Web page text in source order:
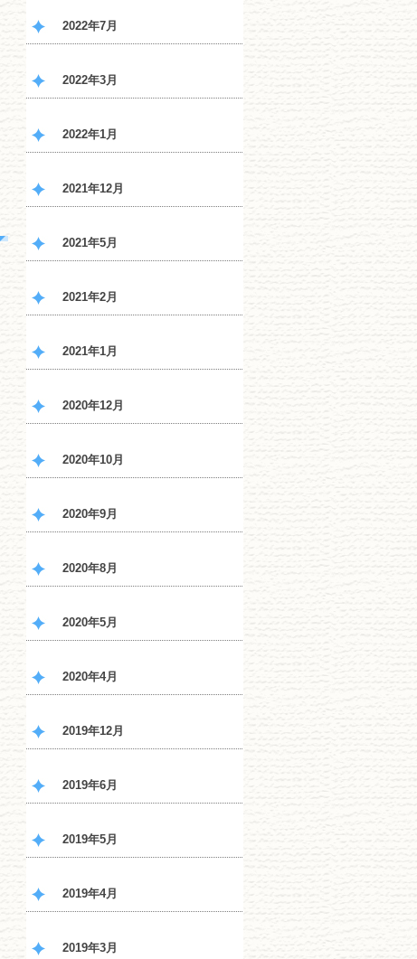
2022年7月
2022年3月
2022年1月
2021年12月
2021年5月
2021年2月
2021年1月
2020年12月
2020年10月
2020年9月
2020年8月
2020年5月
2020年4月
2019年12月
2019年6月
2019年5月
2019年4月
2019年3月